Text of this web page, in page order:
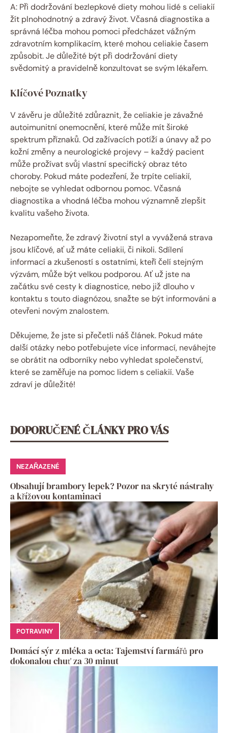
A: Při dodržování bezlepkové diety mohou lidé s celiakií
žít plnohodnotný a zdravý život. Včasná diagnostika a
správná léčba mohou pomoci předcházet vážným
zdravotním komplikacím, které mohou celiakie časem
způsobit. Je důležité být při dodržování diety
svědomitý a pravidelně konzultovat se svým lékařem.
Klíčové Poznatky
V závěru je důležité zdůraznit, že celiakie je závažné
autoimunitní onemocnění, které může mít široké
spektrum příznaků. Od zažívacích potíží a únavy až po
kožní změny a neurologické projevy – každý pacient
může prožívat svůj vlastní specifický obraz této
choroby. Pokud máte podezření, že trpíte celiakií,
nebojte se vyhledat odbornou pomoc. Včasná
diagnostika a vhodná léčba mohou významně zlepšit
kvalitu vašeho života.
Nezapomeňte, že zdravý životní styl a vyvážená strava
jsou klíčové, ať už máte celiakii, či nikoli. Sdílení
informací a zkušeností s ostatními, kteří čelí stejným
výzvám, může být velkou podporou. Ať už jste na
začátku své cesty k diagnostice, nebo již dlouho v
kontaktu s touto diagnózou, snažte se být informováni a
otevřeni novým znalostem.
Děkujeme, že jste si přečetli náš článek. Pokud máte
další otázky nebo potřebujete více informací, neváhejte
se obrátit na odborníky nebo vyhledat společenství,
které se zaměřuje na pomoc lidem s celiakií. Vaše
zdraví je důležité!
DOPORUČENÉ ČLÁNKY PRO VÁS
NEZAŘAZENÉ
Obsahují brambory lepek? Pozor na skryté nástrahy
a křížovou kontaminaci
POTRAVINY
Domácí sýr z mléka a octa: Tajemství farmářů pro
dokonalou chuť za 30 minut